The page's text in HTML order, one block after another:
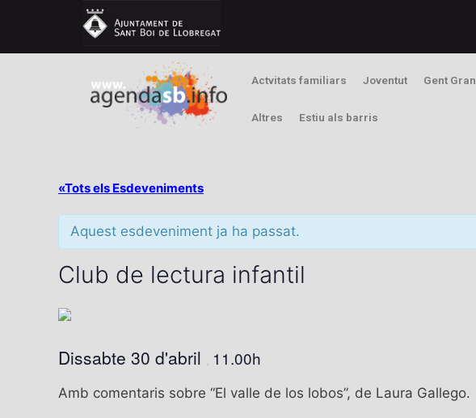
Actvitats familiars Joventut Gent Gran
Altres Estiu als barris
«Tots els Esdeveniments
Aquest esdeveniment ja ha passat.
Club de lectura infantil
Dissabte 30 d'abril 11.00h
Amb comentaris sobre “El valle de los lobos”, de Laura Gallego.